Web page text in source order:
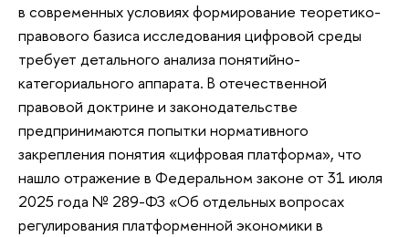
в современных условиях формирование теоретико-
правового базиса исследования цифровой среды
требует детального анализа понятийно-
категориального аппарата. В отечественной
правовой доктрине и законодательстве
предпринимаются попытки нормативного
закрепления понятия «цифровая платформа», что
нашло отражение в Федеральном законе от 31 июля
2025 года № 289-ФЗ «Об отдельных вопросах
регулирования платформенной экономики в